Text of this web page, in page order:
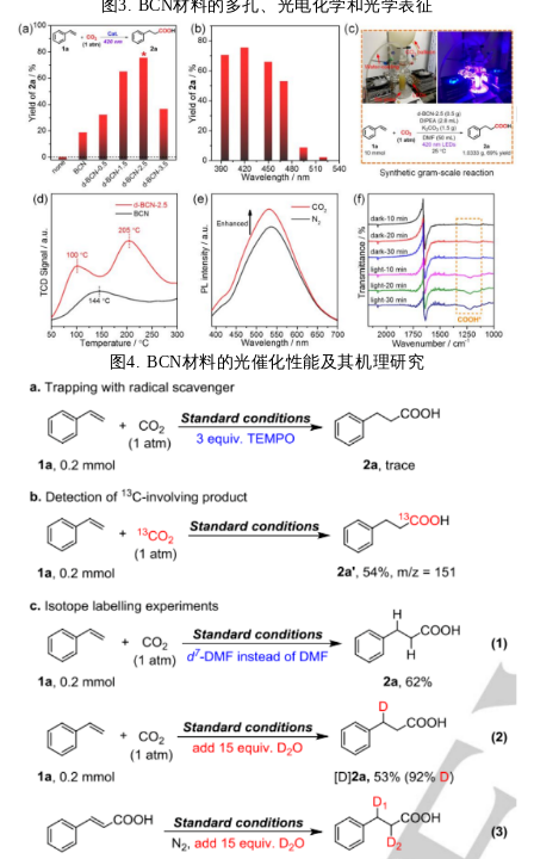
图3. BCN材料的多孔、光电化学和光学表征
图4. BCN材料的光催化性能及其机理研究